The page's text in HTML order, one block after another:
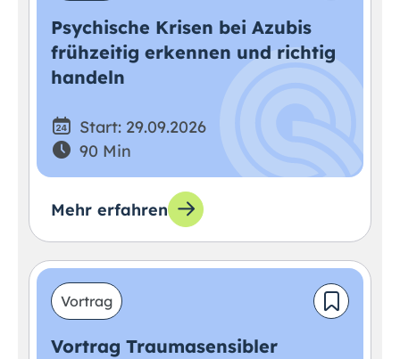
Psychische Krisen bei Azubis
frühzeitig erkennen und richtig
handeln
Start: 29.09.2026
90 Min
Mehr erfahren
Vortrag
Vortrag Traumasensibler